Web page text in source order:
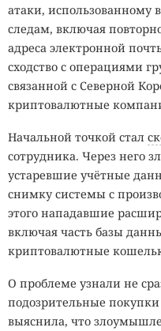
атаки, использованному
следам, включая
адреса электронной
сходство с операциями
связанной с Северной
криптовалютные
Начальной точкой стал
сотрудника. Через него
устаревшие учётные
снимку системы с
этого нападавшие
включая часть базы
криптовалютные
О проблеме узнали не
подозрительные
выяснила, что